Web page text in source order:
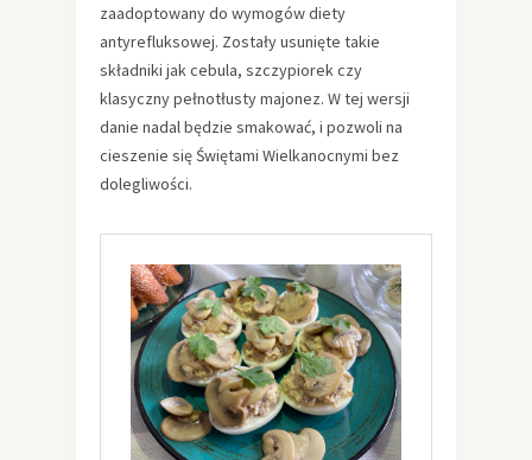
zaadoptowany do wymogów diety
antyrefluksowej. Zostały usunięte takie
składniki jak cebula, szczypiorek czy
klasyczny pełnotłusty majonez. W tej wersji
danie nadal będzie smakować, i pozwoli na
cieszenie się Świętami Wielkanocnymi bez
dolegliwości.